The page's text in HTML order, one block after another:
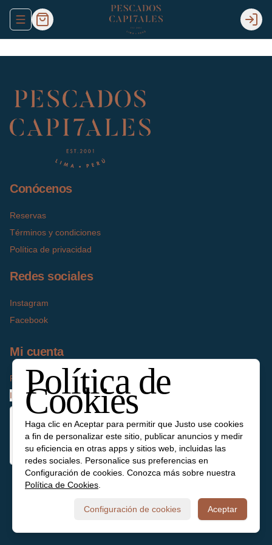
Abrir menu de navegación Login
Conócenos
Reservas
Términos y condiciones
Política de privacidad
Redes sociales
Instagram
Facebook
Mi cuenta
Pedir
Iniciar sesión
Powered by
Política de
Cookies
Haga clic en Aceptar para permitir que Justo use cookies
a fin de personalizar este sitio, publicar anuncios y medir
su eficiencia en otras apps y sitios web, incluidas las
redes sociales. Personalice sus preferencias en
Configuración de cookies. Conozca más sobre nuestra
Política de Cookies
Configuración de cookies Aceptar